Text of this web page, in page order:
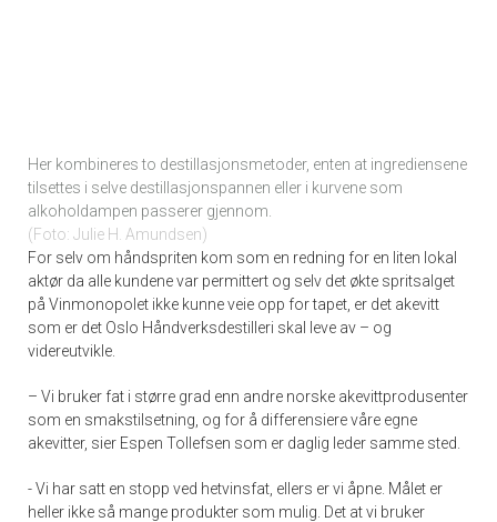
Her kombineres to destillasjonsmetoder, enten at ingrediensene
tilsettes i selve destillasjonspannen eller i kurvene som
alkoholdampen passerer gjennom.
Foto: Julie H. Amundsen
For selv om håndspriten kom som en redning for en liten lokal
aktør da alle kundene var permittert og selv det økte spritsalget
på Vinmonopolet ikke kunne veie opp for tapet, er det akevitt
som er det Oslo Håndverksdestilleri skal leve av – og
videreutvikle.
– Vi bruker fat i større grad enn andre norske akevittprodusenter
som en smakstilsetning, og for å differensiere våre egne
akevitter, sier Espen Tollefsen som er daglig leder samme sted.
- Vi har satt en stopp ved hetvinsfat, ellers er vi åpne. Målet er
heller ikke så mange produkter som mulig. Det at vi bruker